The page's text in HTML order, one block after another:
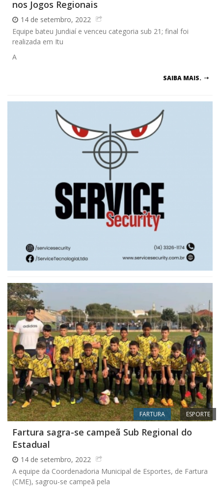
nos Jogos Regionais
14 de setembro, 2022
Equipe bateu Jundiaí e venceu categoria sub 21; final foi
realizada em Itu
A
SAIBA MAIS.
FARTURA ESPORTE
Fartura sagra-se campeã Sub Regional do
Estadual
14 de setembro, 2022
A equipe da Coordenadoria Municipal de Esportes, de Fartura
(CME), sagrou-se campeã pela